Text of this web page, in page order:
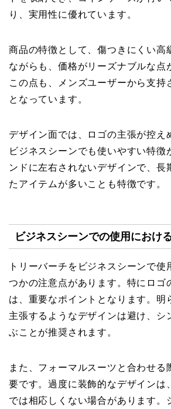
り、実用性に優れています。
商品の特徴として、傷つきにくい高
ながらも、価格がリーズナブルな点
この点も、メンズユーザーから支持
となっています。
デザイン面では、ロゴの主張が控え
ビジネスシーンでも使いやすい特徴
ンドに左右されないデザインで、長
たアイテムが多いことも特徴です。
ビジネスシーンでの使用におけ
トリーバーチをビジネスシーンで使
つかの注意点があります。特にロゴ
は、重要なポイントとなります。明
主張するようなデザインは避け、シ
ぶことが推奨されます。
また、フォーマルスーツと合わせる
要です。過度に装飾的なデザインは
では相応しくない場合があります。